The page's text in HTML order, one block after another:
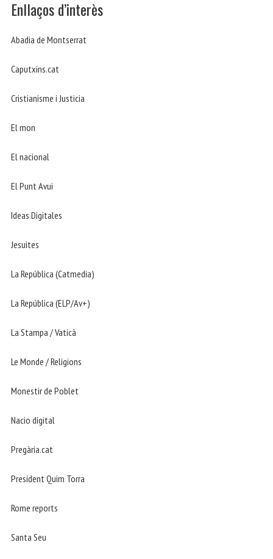
Enllaços d’interès
Abadia de Montserrat
Caputxins.cat
Cristianisme i Justicia
El mon
El nacional
El Punt Avui
Ideas Digitales
Jesuites
La República (Catmedia)
La República (ELP/Av+)
La Stampa / Vaticà
Le Monde / Religions
Monestir de Poblet
Nacio digital
Pregària.cat
President Quim Torra
Rome reports
Santa Seu